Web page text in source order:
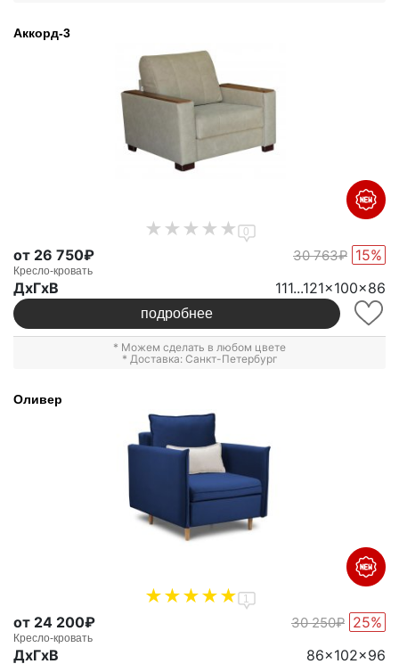
Аккорд-3
0
от 26 750₽ 30 763₽ 15%
Кресло-кровать
ДxГxВ 111...121x100x86
подробнее
* Можем сделать в любом цвете
* Доставка: Санкт-Петербург
Оливер
1
от 24 200₽ 30 250₽ 25%
Кресло-кровать
ДxГxВ 86x102x96